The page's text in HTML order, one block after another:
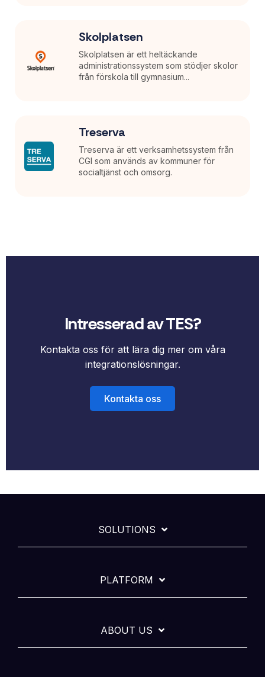
Skolplatsen
Skolplatsen är ett heltäckande
administrationssystem som stödjer skolor
från förskola till gymnasium...
Treserva
Treserva är ett verksamhetssystem från
CGI som används av kommuner för
socialtjänst och omsorg.
Intresserad av TES?
Kontakta oss för att lära dig mer om våra
integrationslösningar.
Kontakta oss
SOLUTIONS
PLATFORM
ABOUT US